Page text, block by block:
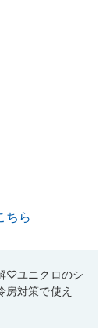
ちら
♡ユニクロのシ
房対策で使え